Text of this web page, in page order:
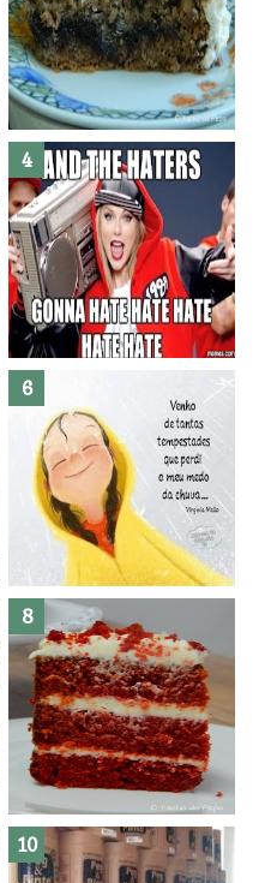
Posso congelar bolo ??
Haters, como surgiram?
O medo que habita em nós.